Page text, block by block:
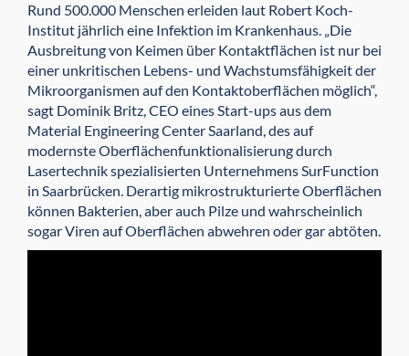
Rund 500.000 Menschen erleiden laut Robert Koch-
Institut jährlich eine Infektion im Krankenhaus. „Die
Ausbreitung von Keimen über Kontaktflächen ist nur bei
einer unkritischen Lebens- und Wachstumsfähigkeit der
Mikroorganismen auf den Kontaktoberflächen möglich“,
sagt Dominik Britz, CEO eines Start-ups aus dem
Material Engineering Center Saarland, des auf
modernste Oberflächenfunktionalisierung durch
Lasertechnik spezialisierten Unternehmens SurFunction
in Saarbrücken. Derartig mikrostrukturierte Oberflächen
können Bakterien, aber auch Pilze und wahrscheinlich
sogar Viren auf Oberflächen abwehren oder gar abtöten.